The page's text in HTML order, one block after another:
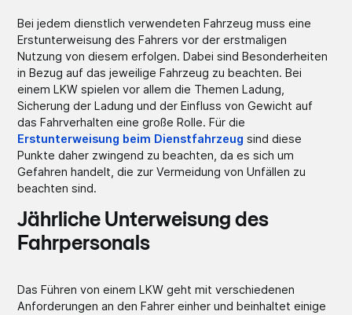
Bei jedem dienstlich verwendeten Fahrzeug muss eine
Erstunterweisung des Fahrers vor der erstmaligen
Nutzung von diesem erfolgen. Dabei sind Besonderheiten
in Bezug auf das jeweilige Fahrzeug zu beachten. Bei
einem LKW spielen vor allem die Themen Ladung,
Sicherung der Ladung und der Einfluss von Gewicht auf
das Fahrverhalten eine große Rolle. Für die
Erstunterweisung beim Dienstfahrzeug sind diese
Punkte daher zwingend zu beachten, da es sich um
Gefahren handelt, die zur Vermeidung von Unfällen zu
beachten sind.
Jährliche Unterweisung des
Fahrpersonals
Das Führen von einem LKW geht mit verschiedenen
Anforderungen an den Fahrer einher und beinhaltet einige